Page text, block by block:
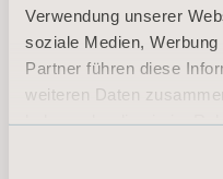
Verwendung unserer
soziale Medien,
Partner führen diese
weiteren Daten
Sara Ehinger, VP Investor Relations
Tel: +46 723 597 794
Email: sara.ehinger@arjo.com
enligt EU:s